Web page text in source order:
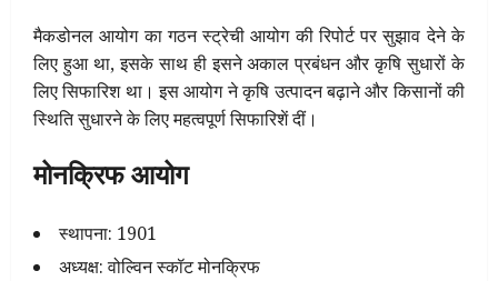
मैकडोनल आयोग का गठन स्ट्रेची आयोग की रिपोर्ट पर सुझाव देने के
लिए हुआ था, इसके साथ ही इसने अकाल प्रबंधन और कृषि सुधारों के
लिए सिफारिश था। इस आयोग ने कृषि उत्पादन बढ़ाने और किसानों की
स्थिति सुधारने के लिए महत्वपूर्ण सिफारिशें दीं।
मोनक्रिफ आयोग
स्थापना: 1901
अध्यक्ष: वोल्विन स्कॉट मोनक्रिफ